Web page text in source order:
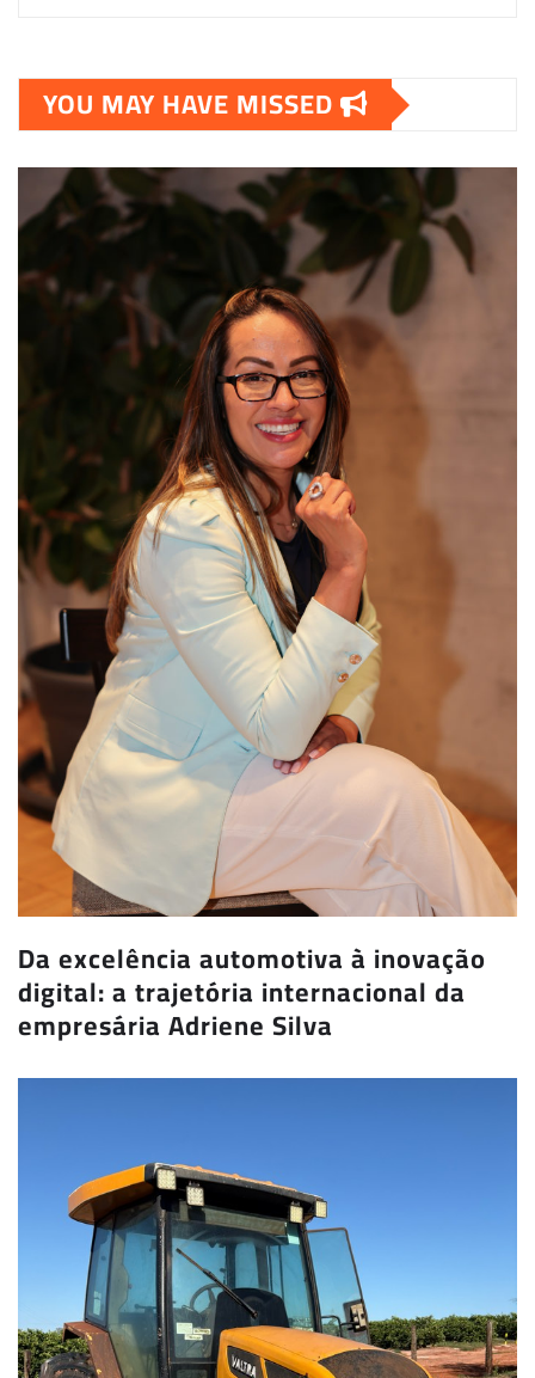
YOU MAY HAVE MISSED
Da excelência automotiva à inovação
digital: a trajetória internacional da
empresária Adriene Silva